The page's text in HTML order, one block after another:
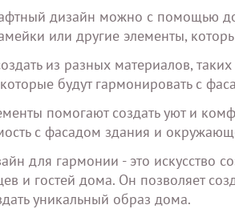
дизайн можно с помощью
или другие элементы,
из разных материалов,
будут гармонировать с
помогают создать уют и
с фасадом здания и
для гармонии - это искусство
и гостей дома. Он позволяет
уникальный образ дома.